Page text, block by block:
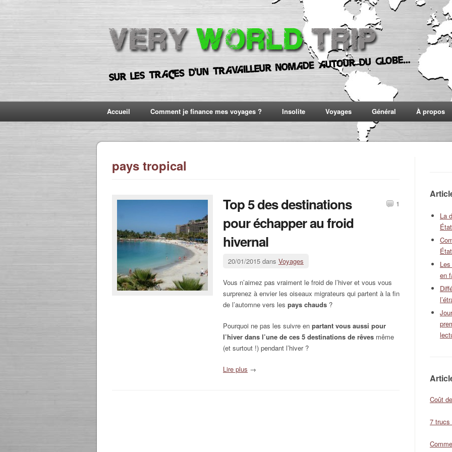
Accueil Comment je finance mes voyages ? Insolite Voyages Général À propos
pays tropical
Top 5 des destinations
pour échapper au froid
hivernal
20/01/2015 dans Voyages
Vous n’aimez pas vraiment le froid de l’hiver et vous vous
surprenez à envier les oiseaux migrateurs qui partent à la fin
de l’automne vers les pays chauds ?
Pourquoi ne pas les suivre en partant vous aussi pour
l’hiver dans l’une de ces 5 destinations de rêves même
(et surtout !) pendant l’hiver ?
Lire plus →
1
La
en
Coût
7 trucs